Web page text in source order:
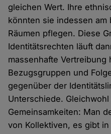
gleichen Wert. Ihre
könnten sie indessen
Räumen pflegen. Diese
Identitätsrechten läuft
massenhafte
Bezugsgruppen und
gegenüber der
Unterschiede.
Gemeinsamkeiten: Man
von Kollektiven, es gibt